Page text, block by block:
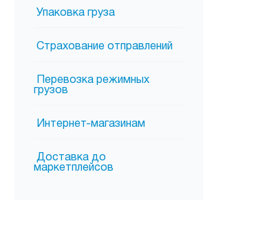
Упаковка груза
Страхование отправлений
Перевозка режимных
грузов
Интернет-магазинам
Доставка до
маркетплейсов